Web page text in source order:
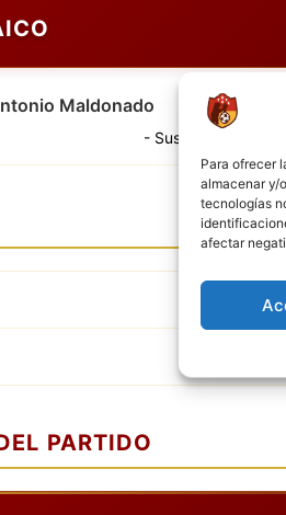
Para ofrecer
almacenar y/
tecnologías
afectar
Maldonado
- Suspendido -
PARTIDO